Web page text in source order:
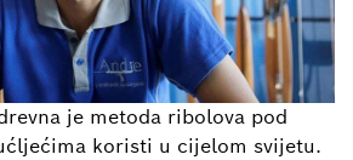
je metoda ribolova pod
koristi u cijelom svijetu.